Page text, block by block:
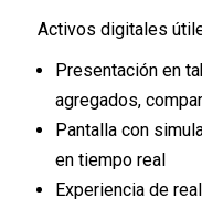
Activos digitales
Presentación en
agregados,
Pantalla con
en tiempo real
Experiencia de